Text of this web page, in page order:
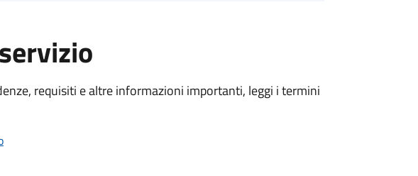
requisiti e altre informazioni importanti, leggi i termini